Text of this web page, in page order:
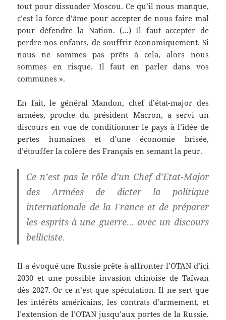
tout pour dissuader Moscou. Ce qu’il nous manque,
c’est la force d’âme pour accepter de nous faire mal
pour défendre la Nation. (…) Il faut accepter de
perdre nos enfants, de souffrir économiquement. Si
nous ne sommes pas prêts à cela, alors nous
sommes en risque. Il faut en parler dans vos
communes ».
En fait, le général Mandon, chef d’état-major des
armées, proche du président Macron, a servi un
discours en vue de conditionner le pays à l’idée de
pertes humaines et d’une économie brisée,
d’étouffer la colère des Français en semant la peur.
Ce n’est pas le rôle d’un Chef d’Etat-Major
des Armées de dicter la politique
internationale de la France et de préparer
les esprits à une guerre… avec un discours
belliciste.
Il a évoqué une Russie prête à affronter l’OTAN d’ici
2030 et une possible invasion chinoise de Taïwan
dès 2027. Or ce n’est que spéculation. Il ne sert que
les intérêts américains, les contrats d’armement, et
l’extension de l’OTAN jusqu’aux portes de la Russie.